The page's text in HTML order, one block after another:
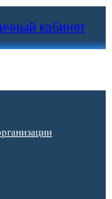
кабинет